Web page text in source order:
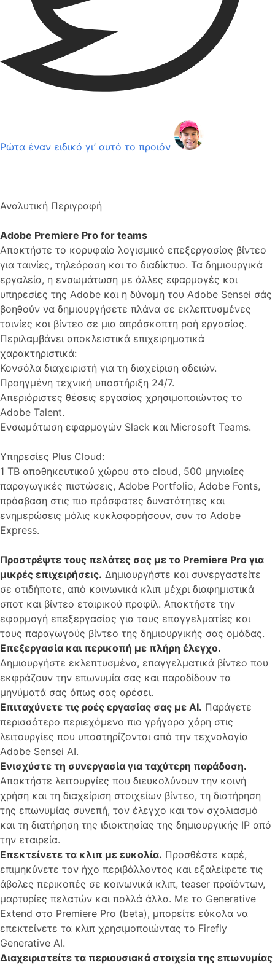
Ρώτα έναν ειδικό γι’ αυτό το προιόν
Αναλυτική Περιγραφή
Adobe Premiere Pro for teams
Αποκτήστε το κορυφαίο λογισμικό επεξεργασίας βίντεο
για ταινίες, τηλεόραση και το διαδίκτυο. Τα δημιουργικά
εργαλεία, η ενσωμάτωση με άλλες εφαρμογές και
υπηρεσίες της Adobe και η δύναμη του Adobe Sensei σάς
βοηθούν να δημιουργήσετε πλάνα σε εκλεπτυσμένες
ταινίες και βίντεο σε μια απρόσκοπτη ροή εργασίας.
Περιλαμβάνει αποκλειστικά επιχειρηματικά
χαρακτηριστικά:
Κονσόλα διαχειριστή για τη διαχείριση αδειών.
Προηγμένη τεχνική υποστήριξη 24/7.
Απεριόριστες θέσεις εργασίας χρησιμοποιώντας το
Adobe Talent.
Ενσωμάτωση εφαρμογών Slack και Microsoft Teams.
Υπηρεσίες Plus Cloud:
1 TB αποθηκευτικού χώρου στο cloud, 500 μηνιαίες
παραγωγικές πιστώσεις, Adobe Portfolio, Adobe Fonts,
πρόσβαση στις πιο πρόσφατες δυνατότητες και
ενημερώσεις μόλις κυκλοφορήσουν, συν το Adobe
Express.
Προστρέψτε τους πελάτες σας με το Premiere Pro για
μικρές επιχειρήσεις. Δημιουργήστε και συνεργαστείτε
σε οτιδήποτε, από κοινωνικά κλιπ μέχρι διαφημιστικά
σποτ και βίντεο εταιρικού προφίλ. Αποκτήστε την
εφαρμογή επεξεργασίας για τους επαγγελματίες και
τους παραγωγούς βίντεο της δημιουργικής σας ομάδας.
Επεξεργασία και περικοπή με πλήρη έλεγχο.
Δημιουργήστε εκλεπτυσμένα, επαγγελματικά βίντεο που
εκφράζουν την επωνυμία σας και παραδίδουν τα
μηνύματά σας όπως σας αρέσει.
Επιταχύνετε τις ροές εργασίας σας με AI. Παράγετε
περισσότερο περιεχόμενο πιο γρήγορα χάρη στις
λειτουργίες που υποστηρίζονται από την τεχνολογία
Adobe Sensei AI.
Ενισχύστε τη συνεργασία για ταχύτερη παράδοση.
Αποκτήστε λειτουργίες που διευκολύνουν την κοινή
χρήση και τη διαχείριση στοιχείων βίντεο, τη διατήρηση
της επωνυμίας συνεπή, τον έλεγχο και τον σχολιασμό
και τη διατήρηση της ιδιοκτησίας της δημιουργικής IP από
την εταιρεία.
Επεκτείνετε τα κλιπ με ευκολία. Προσθέστε καρέ,
επιμηκύνετε τον ήχο περιβάλλοντος και εξαλείφετε τις
άβολες περικοπές σε κοινωνικά κλιπ, teaser προϊόντων,
μαρτυρίες πελατών και πολλά άλλα. Με το Generative
Extend στο Premiere Pro (beta), μπορείτε εύκολα να
επεκτείνετε τα κλιπ χρησιμοποιώντας το Firefly
Generative AI.
Διαχειριστείτε τα περιουσιακά στοιχεία της επωνυμίας